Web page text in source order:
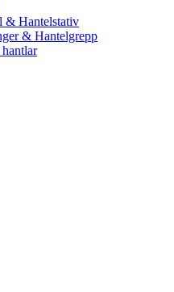
& Hantelstativ
& Hantelgrepp
hantlar